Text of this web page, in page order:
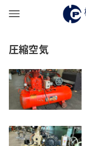
圧縮空気